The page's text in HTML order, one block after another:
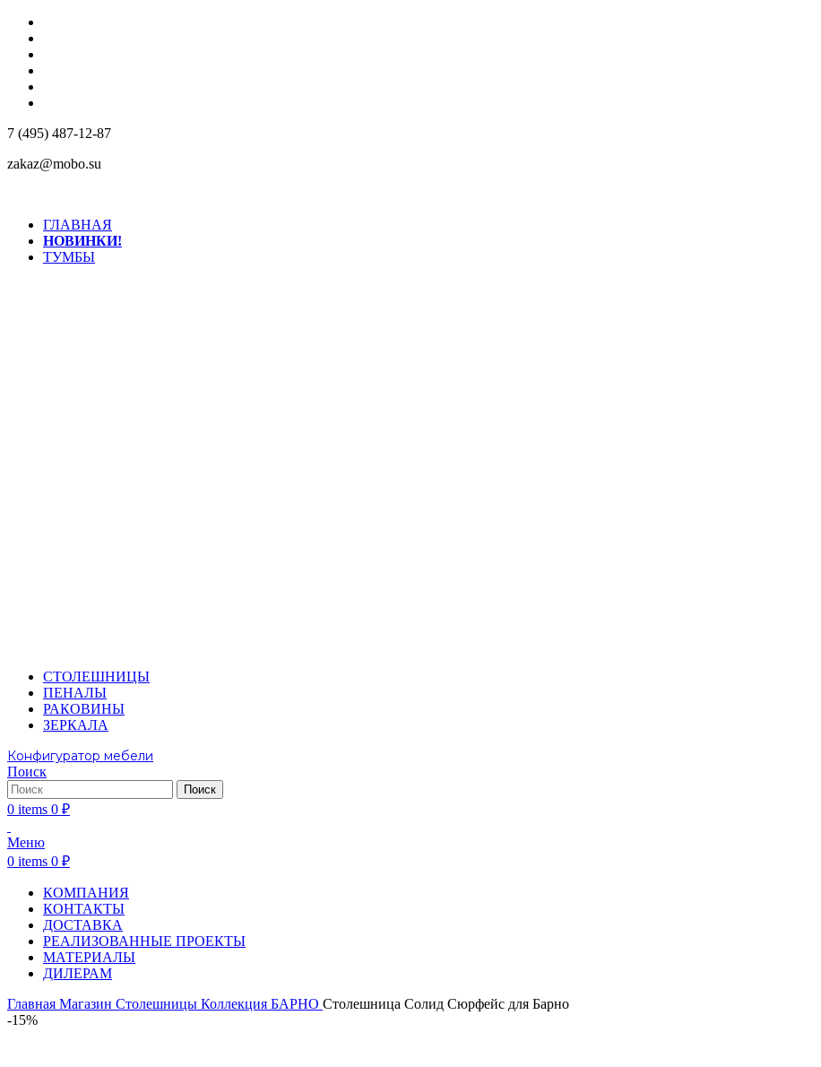
7 (495) 487-12-87
zakaz@mobo.su
ГЛАВНАЯ
НОВИНКИ!
ТУМБЫ
СТОЛЕШНИЦЫ
ПЕНАЛЫ
РАКОВИНЫ
ЗЕРКАЛА
Конфигуратор мебели
Поиск
Поиск
0 items 0 ₽
Меню
0 items 0 ₽
КОМПАНИЯ
КОНТАКТЫ
ДОСТАВКА
РЕАЛИЗОВАННЫЕ ПРОЕКТЫ
МАТЕРИАЛЫ
ДИЛЕРАМ
Главная Магазин Столешницы Коллекция БАРНО Столешница Солид Сюрфейс для Барно
-15%